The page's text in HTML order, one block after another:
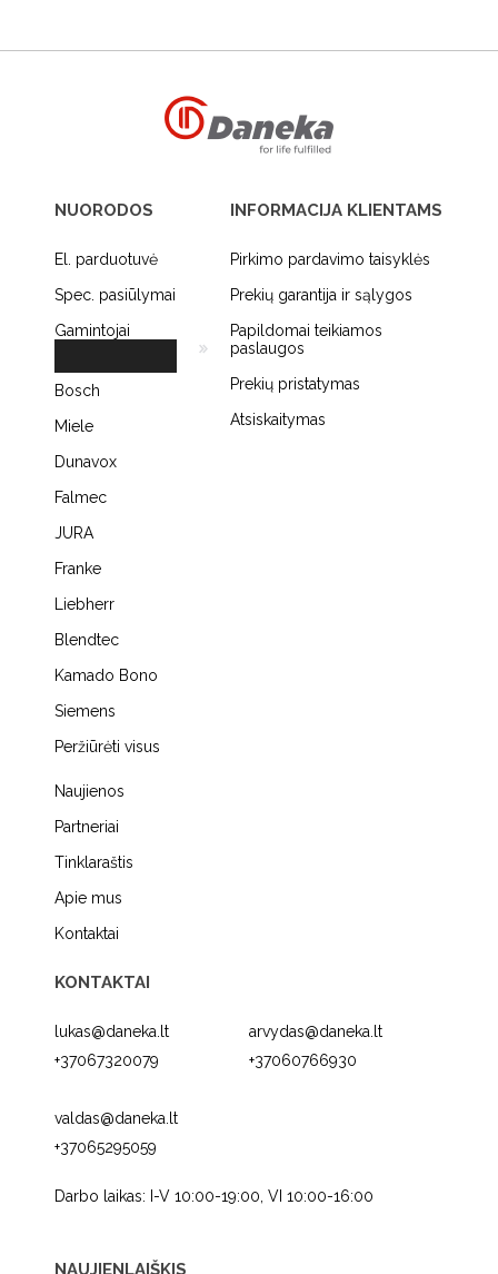
NUORODOS
El. parduotuvė
Spec. pasiūlymai
Gamintojai
Bosch
Miele
Dunavox
Falmec
JURA
Franke
Liebherr
Blendtec
Kamado Bono
Siemens
Peržiūrėti visus
Naujienos
Partneriai
Tinklaraštis
Apie mus
Kontaktai
KONTAKTAI
lukas@daneka.lt
+37067320079
arvydas@daneka.lt
+37060766930
valdas@daneka.lt
+37065295059
Darbo laikas: I-V 10:00-19:00, VI 10:00-16:00
INFORMACIJA KLIENTAMS
Pirkimo pardavimo taisyklės
Prekių garantija ir sąlygos
Papildomai teikiamos
paslaugos
Prekių pristatymas
Atsiskaitymas
NAUJIENLAIŠKIS